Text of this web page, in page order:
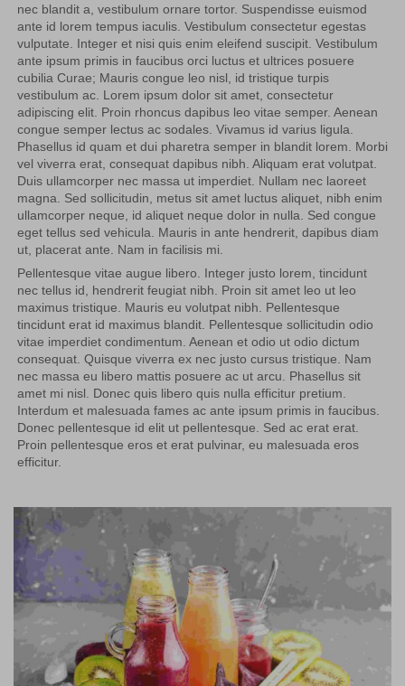
nec blandit a, vestibulum ornare tortor. Suspendisse euismod
ante id lorem tempus iaculis. Vestibulum consectetur egestas
vulputate. Integer et nisi quis enim eleifend suscipit. Vestibulum
ante ipsum primis in faucibus orci luctus et ultrices posuere
cubilia Curae; Mauris congue leo nisl, id tristique turpis
vestibulum ac. Lorem ipsum dolor sit amet, consectetur
adipiscing elit. Proin rhoncus dapibus leo vitae semper. Aenean
congue semper lectus ac sodales. Vivamus id varius ligula.
Phasellus id quam et dui pharetra semper in blandit lorem. Morbi
vel viverra erat, consequat dapibus nibh. Aliquam erat volutpat.
Duis ullamcorper nec massa ut imperdiet. Nullam nec laoreet
magna. Sed sollicitudin, metus sit amet luctus aliquet, nibh enim
ullamcorper neque, id aliquet neque dolor in nulla. Sed congue
eget tellus sed vehicula. Mauris in ante hendrerit, dapibus diam
ut, placerat ante. Nam in facilisis mi.
Pellentesque vitae augue libero. Integer justo lorem, tincidunt
nec tellus id, hendrerit feugiat nibh. Proin sit amet leo ut leo
maximus tristique. Mauris eu volutpat nibh. Pellentesque
tincidunt erat id maximus blandit. Pellentesque sollicitudin odio
vitae imperdiet condimentum. Aenean et odio ut odio dictum
consequat. Quisque viverra ex nec justo cursus tristique. Nam
nec massa eu libero mattis posuere ac ut arcu. Phasellus sit
amet mi nisl. Donec quis libero quis nulla efficitur pretium.
Interdum et malesuada fames ac ante ipsum primis in faucibus.
Donec pellentesque id elit ut pellentesque. Sed ac erat erat.
Proin pellentesque eros et erat pulvinar, eu malesuada eros
efficitur.